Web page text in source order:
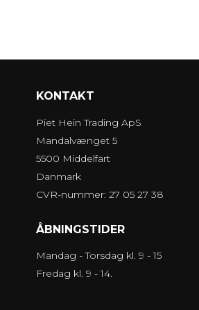
KONTAKT
Piet Hein Trading ApS
Mandalvænget 5
5500 Middelfart
Danmark
CVR-nummer: 27 05 27 38
ÅBNINGSTIDER
Mandag - Torsdag kl. 9 - 15
Fredag kl. 9 - 14.